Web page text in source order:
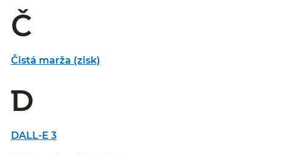
Č
Čistá marža (zisk)
D
DALL-E 3